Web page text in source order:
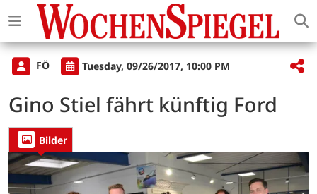
FÖ Tuesday, 09/26/2017, 10:00 PM
Gino Stiel fährt künftig Ford
Bilder